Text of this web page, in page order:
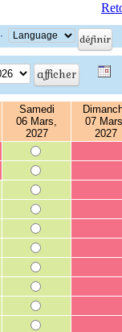
·
Samedi
06 Mars,
2027
07
2027